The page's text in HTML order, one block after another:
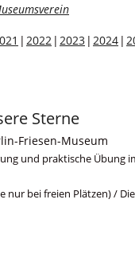
2022 2023 2024
Sterne
Friesen-Museum
und praktische Übung
nur bei freien Plätzen) /